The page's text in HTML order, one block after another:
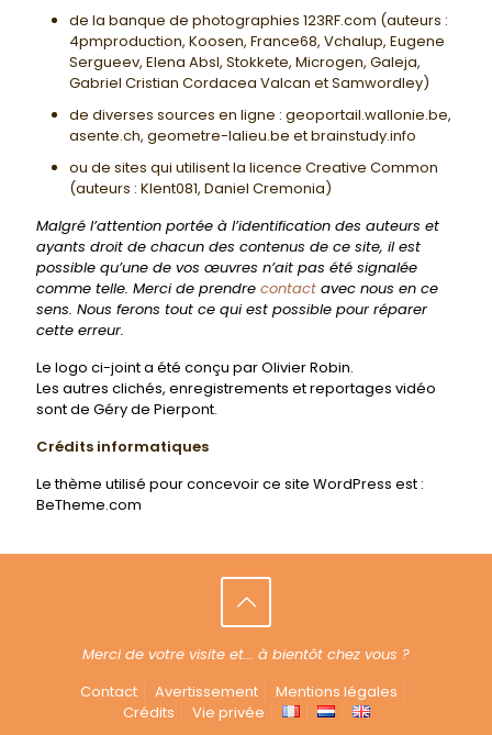
de la banque de photographies 123RF.com (auteurs :
4pmproduction, Koosen, France68, Vchalup, Eugene
Sergueev, Elena Absl, Stokkete, Microgen, Galeja,
Gabriel Cristian Cordacea Valcan et Samwordley)
de diverses sources en ligne : geoportail.wallonie.be,
asente.ch, geometre-lalieu.be et brainstudy.info
ou de sites qui utilisent la licence Creative Common
(auteurs : Klent081, Daniel Cremonia)
Malgré l’attention portée à l’identification des auteurs et
ayants droit de chacun des contenus de ce site, il est
possible qu’une de vos œuvres n’ait pas été signalée
comme telle. Merci de prendre contact avec nous en ce
sens. Nous ferons tout ce qui est possible pour réparer
cette erreur.
Le logo ci-joint a été conçu par Olivier Robin.
Les autres clichés, enregistrements et reportages vidéo
sont de Géry de Pierpont.
Crédits informatiques
Le thème utilisé pour concevoir ce site WordPress est :
BeTheme.com
Merci de votre visite et... à bientôt chez vous ?
Contact
Avertissement
Mentions légales
Crédits
Vie privée